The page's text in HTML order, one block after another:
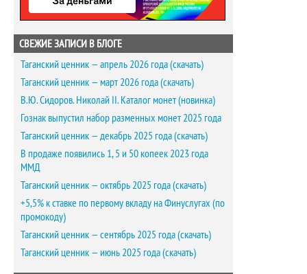
СВЕЖИЕ ЗАПИСИ В БЛОГЕ
Таганский ценник — апрель 2026 года (скачать)
Таганский ценник — март 2026 года (скачать)
В.Ю. Сидоров. Николай II. Каталог монет (новинка)
Гознак выпустил набор разменных монет 2025 года
Таганский ценник — декабрь 2025 года (скачать)
В продаже появились 1, 5 и 50 копеек 2023 года
ММД
Таганский ценник — октябрь 2025 года (скачать)
+5,5% к ставке по первому вкладу на Финуслугах (по
промокоду)
Таганский ценник — сентябрь 2025 года (скачать)
Таганский ценник — июнь 2025 года (скачать)